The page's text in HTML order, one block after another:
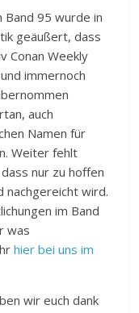
Band 95 wurde in
geäußert, dass
Conan Weekly
immernoch
auch
Namen für
Weiter fehlt
nur zu hoffen
nachgereicht wird.
im Band
was
hier bei uns im
wir euch dank